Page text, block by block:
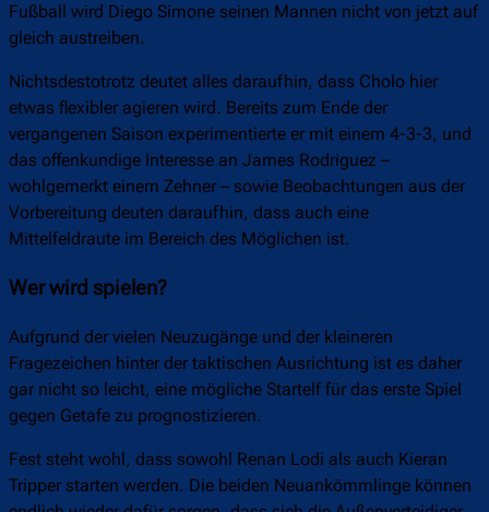
Fußball wird Diego Simone seinen Mannen nicht von jetzt auf
gleich austreiben.
Nichtsdestotrotz deutet alles daraufhin, dass Cholo hier
etwas flexibler agieren wird. Bereits zum Ende der
vergangenen Saison experimentierte er mit einem 4-3-3, und
das offenkundige Interesse an James Rodriguez –
wohlgemerkt einem Zehner – sowie Beobachtungen aus der
Vorbereitung deuten daraufhin, dass auch eine
Mittelfeldraute im Bereich des Möglichen ist.
Wer wird spielen?
Aufgrund der vielen Neuzugänge und der kleineren
Fragezeichen hinter der taktischen Ausrichtung ist es daher
gar nicht so leicht, eine mögliche Startelf für das erste Spiel
gegen Getafe zu prognostizieren.
Fest steht wohl, dass sowohl Renan Lodi als auch Kieran
Tripper starten werden. Die beiden Neuankömmlinge können